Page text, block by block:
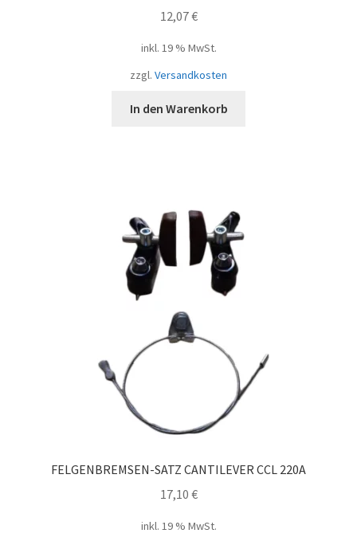
12,07€
inkl. 19 % MwSt.
zzgl. Versandkosten
In den Warenkorb
FELGENBREMSEN-SATZ CANTILEVER CCL 220A
17,10 €
inkl. 19 % MwSt.